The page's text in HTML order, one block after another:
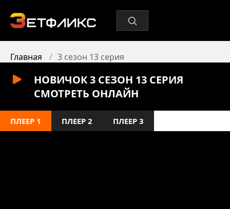
Главная 3 сезон 13 серия
НОВИЧОК 3 СЕЗОН 13 СЕРИЯ
СМОТРЕТЬ ОНЛАЙН
ПЛЕЕР 1 ПЛЕЕР 2 ПЛЕЕР 3